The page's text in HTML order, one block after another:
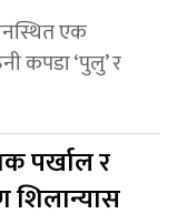
एक
कपडा ‘पुलु’ र
पर्खाल र
शिलान्यास